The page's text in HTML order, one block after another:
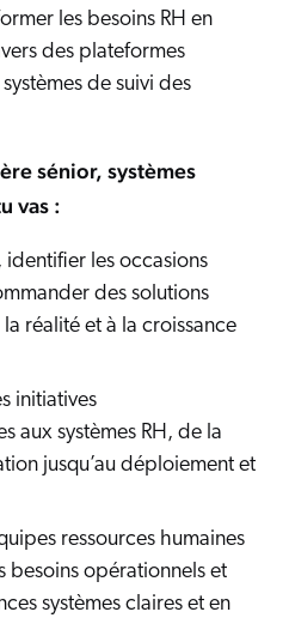
les besoins RH en
des plateformes
de suivi des
sénior, systèmes
vas :
identifier les occasions
des solutions
réalité et à la croissance
initiatives
aux systèmes RH, de la
jusqu’au déploiement et
ressources humaines
besoins opérationnels et
systèmes claires et en